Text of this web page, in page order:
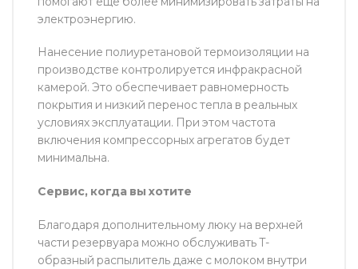
электроэнергию.
Нанесение полиуретановой термоизоляции на
производстве контролируется инфракрасной
камерой. Это обеспечивает равномерность
покрытия и низкий перенос тепла в реальных
условиях эксплуатации. При этом частота
включения компрессорных агрегатов будет
минимальна.
Сервис, когда вы хотите
Благодаря дополнительному люку на верхней
части резервуара можно обслуживать T-
образный распылитель даже с молоком внутри